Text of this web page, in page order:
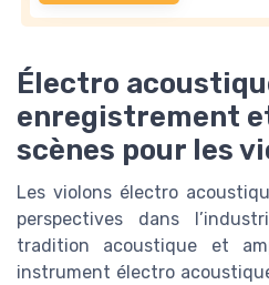
Électro
enregistrement
scènes pour les
Les violons électro
perspectives dans
tradition acoustique et
instrument électro